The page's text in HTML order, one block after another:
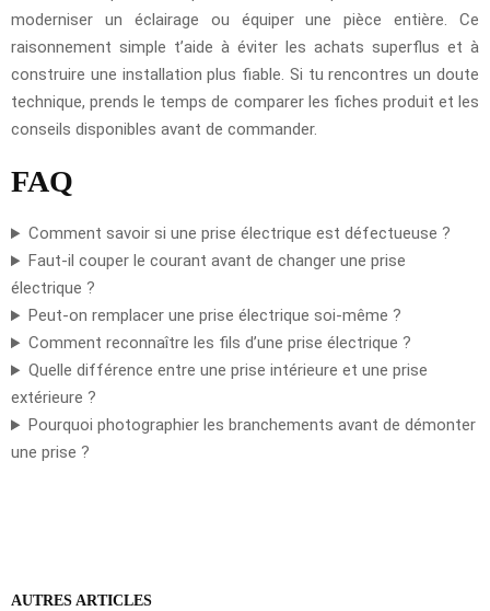
moderniser un éclairage ou équiper une pièce entière. Ce
raisonnement simple t’aide à éviter les achats superflus et à
construire une installation plus fiable. Si tu rencontres un doute
technique, prends le temps de comparer les fiches produit et les
conseils disponibles avant de commander.
FAQ
Comment savoir si une prise électrique est défectueuse ?
Faut-il couper le courant avant de changer une prise
électrique ?
Peut-on remplacer une prise électrique soi-même ?
Comment reconnaître les fils d’une prise électrique ?
Quelle différence entre une prise intérieure et une prise
extérieure ?
Pourquoi photographier les branchements avant de démonter
une prise ?
AUTRES ARTICLES